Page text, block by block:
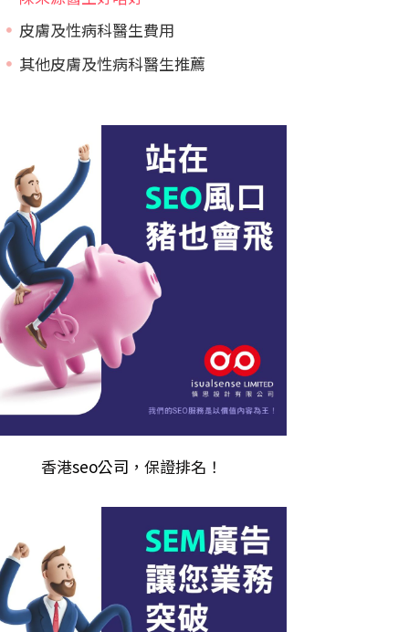
皮膚及性病科醫生費用
其他皮膚及性病科醫生推薦
香港seo公司 ，保證排名！